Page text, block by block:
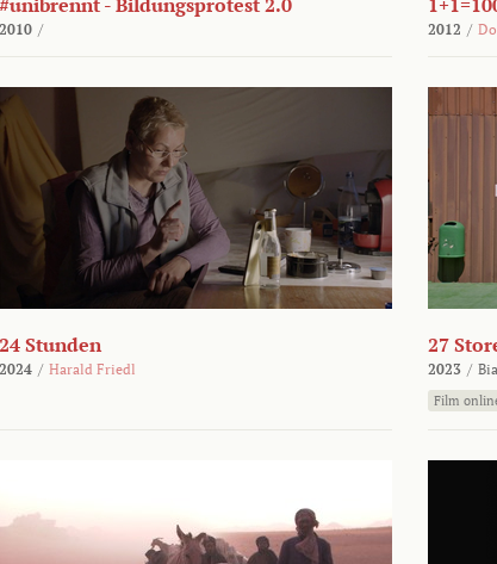
2010 / 2012 /
24 Stunden
2024 / Harald Friedl
27
2023 /
Film